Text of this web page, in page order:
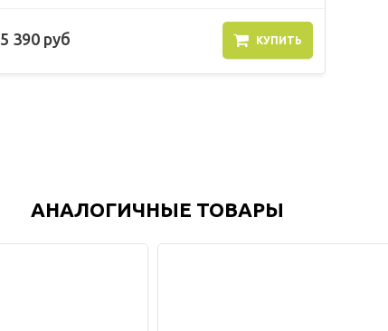
5 390 руб КУПИТЬ
АНАЛОГИЧНЫЕ ТОВАРЫ